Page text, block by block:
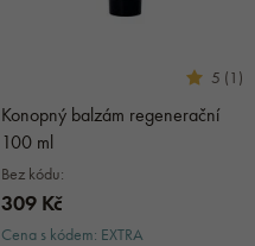
5 (1)
Konopný balzám regenerační
100 ml
Bez kódu:
309 Kč
Cena s kódem: EXTRA